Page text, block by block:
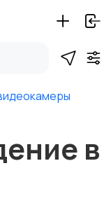
в